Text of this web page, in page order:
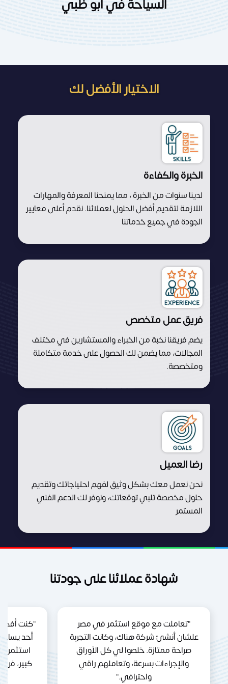
السياحة في أبو ظبي
الاختيار الأفضل لك
الخبرة والكفاءة
لدينا سنوات من الخبرة ، مما يمنحنا المعرفة والمهارات
اللازمة لتقديم أفضل الحلول لعملائنا. نقدم أعلى معايير
الجودة في جميع خدماتنا
فريق عمل متخصص
يضم فريقنا نخبة من الخبراء والمستشارين في مختلف
المجالات، مما يضمن لك الحصول على خدمة متكاملة
ومتخصصة.
رضا العميل
نحن نعمل معك بشكل وثيق لفهم احتياجاتك وتقديم
حلول مخصصة تلبي توقعاتك، ونوفر لك الدعم الفني
المستمر
شهادة عملائنا على جودتنا
"تعاملت مع موقع استثمر في مصر
علشان أنشئ شركة هناك، وكانت التجربة
صراحة ممتازة. خلصوا لي كل الأوراق
والإجراءات بسرعة، وتعاملهم راقي
واحترافي."
"كنت
أحد
استثمر
كبير،